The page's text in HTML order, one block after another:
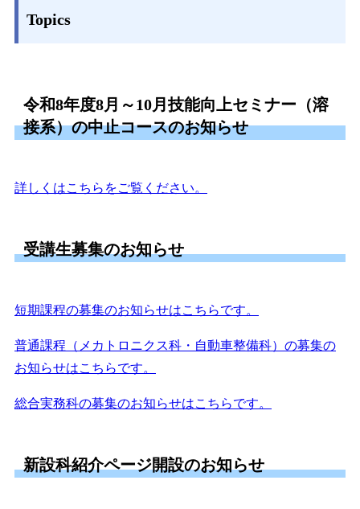
Topics
令和8年度8月～10月技能向上セミナー（溶
接系）の中止コースのお知らせ
詳しくはこちらをご覧ください。
受講生募集のお知らせ
短期課程の募集のお知らせはこちらです。
普通課程（メカトロニクス科・自動車整備科）の募集の
お知らせはこちらです。
総合実務科の募集のお知らせはこちらです。
新設科紹介ページ開設のお知らせ